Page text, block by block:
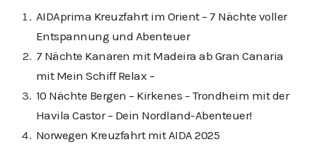
AIDAprima Kreuzfahrt im Orient – 7 Nächte voller
Entspannung und Abenteuer
7 Nächte Kanaren mit Madeira ab Gran Canaria
mit Mein Schiff Relax –
10 Nächte Bergen – Kirkenes – Trondheim mit der
Havila Castor – Dein Nordland-Abenteuer!
Norwegen Kreuzfahrt mit AIDA 2025